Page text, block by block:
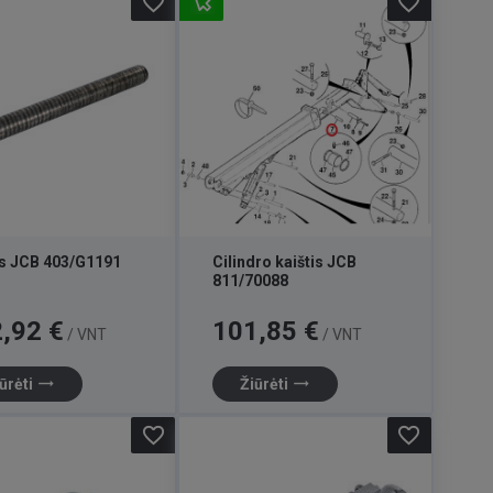
JCB 403/G1191
€ / VNT
trending_flat
Cilindro kaištis JCB
811/70088
Kaina
101,85 € / VNT
Žiūrėti trending_flat
favorite_border favorite_border